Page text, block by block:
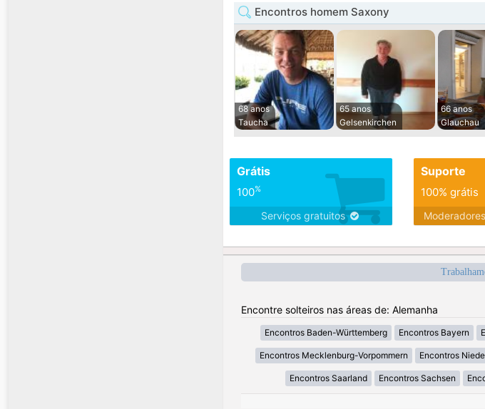
Encontros homem Saxony
68 anos
Taucha
65 anos
Gelsenkirchen
66 anos
Glauchau
Grátis
100%
Serviços gratuitos
Suporte
100% grátis
Encontre solteiros nas áreas de: Alemanha
Encontros Baden-Württemberg Encontros Bayern
Encontros Mecklenburg-Vorpommern Encontros
Encontros Saarland Encontros Sachsen